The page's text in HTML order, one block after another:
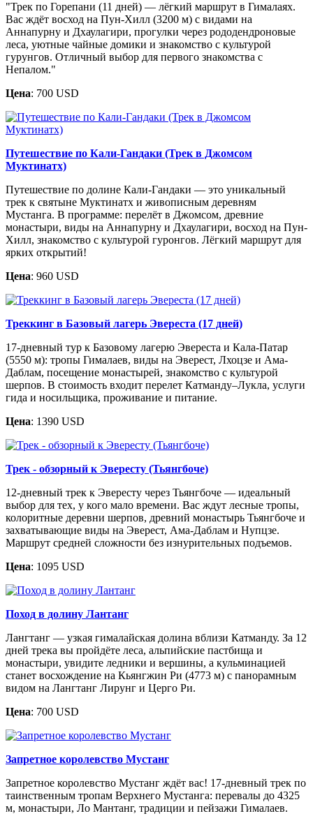
"Трек по Горепани (11 дней) — лёгкий маршрут в Гималаях.
Вас ждёт восход на Пун-Хилл (3200 м) с видами на
Аннапурну и Дхаулагири, прогулки через рододендроновые
леса, уютные чайные домики и знакомство с культурой
гурунгов. Отличный выбор для первого знакомства с
Непалом."
Цена: 700 USD
Путешествие по Кали-Гандаки (Трек в Джомсом
Муктинатх)
Путешествие по долине Кали-Гандаки — это уникальный
трек к святыне Муктинатх и живописным деревням
Мустанга. В программе: перелёт в Джомсом, древние
монастыри, виды на Аннапурну и Дхаулагири, восход на Пун-
Хилл, знакомство с культурой гуронгов. Лёгкий маршрут для
ярких открытий!
Цена: 960 USD
Треккинг в Базовый лагерь Эвереста (17 дней)
17-дневный тур к Базовому лагерю Эвереста и Кала-Патар
(5550 м): тропы Гималаев, виды на Эверест, Лхоцзе и Ама-
Даблам, посещение монастырей, знакомство с культурой
шерпов. В стоимость входит перелет Катманду–Лукла, услуги
гида и носильщика, проживание и питание.
Цена: 1390 USD
Трек - обзорный к Эвересту (Тьянгбоче)
12-дневный трек к Эвересту через Тьянгбоче — идеальный
выбор для тех, у кого мало времени. Вас ждут лесные тропы,
колоритные деревни шерпов, древний монастырь Тьянгбоче и
захватывающие виды на Эверест, Ама-Даблам и Нупцзе.
Маршрут средней сложности без изнурительных подъемов.
Цена: 1095 USD
Поход в долину Лантанг
Лангтанг — узкая гималайская долина вблизи Катманду. За 12
дней трека вы пройдёте леса, альпийские пастбища и
монастыри, увидите ледники и вершины, а кульминацией
станет восхождение на Кьянгжин Ри (4773 м) с панорамным
видом на Лангтанг Лирунг и Церго Ри.
Цена: 700 USD
Запретное королевство Мустанг
Запретное королевство Мустанг ждёт вас! 17-дневный трек по
таинственным тропам Верхнего Мустанга: перевалы до 4325
м, монастыри, Ло Мантанг, традиции и пейзажи Гималаев.